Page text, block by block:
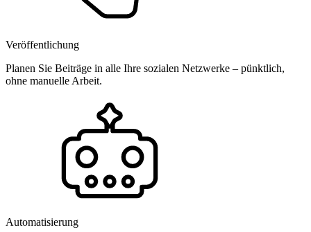
Veröffentlichung
Planen Sie Beiträge in alle Ihre sozialen Netzwerke – pünktlich,
ohne manuelle Arbeit.
Automatisierung